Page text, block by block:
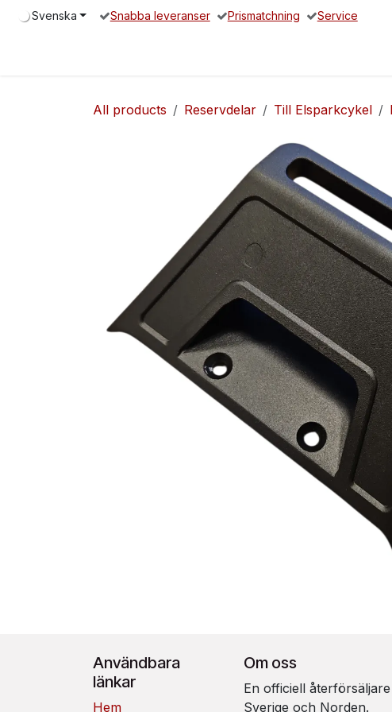
Hoppa till innehåll
Svenska Snabba leveranser Prismatchning Service
All products Reservdelar Till Elsparkcykel
Användbara
länkar
Hem
Om oss
En officiell
Sverige och Norden.